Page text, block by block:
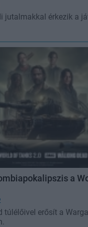
jutalmakkal érkezik a
a
túlélőivel erősít a